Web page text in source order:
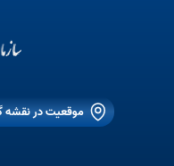
موقعیت در نقشه